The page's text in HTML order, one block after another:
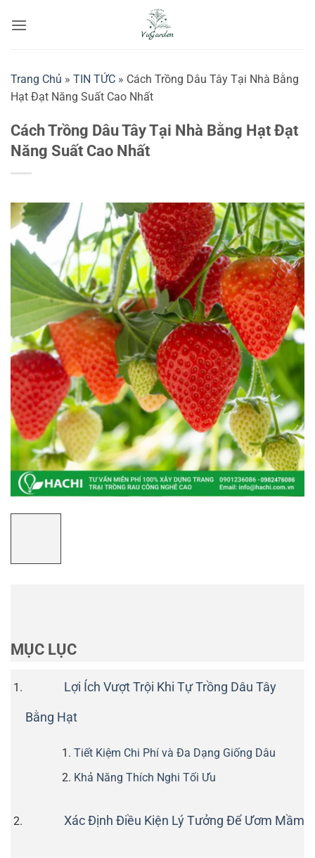
qua
Trang Chủ » TIN TỨC » Cách Trồng Dâu Tây Tại Nhà Bằng
Hạt Đạt Năng Suất Cao Nhất
Cách Trồng Dâu Tây Tại Nhà Bằng Hạt Đạt
Năng Suất Cao Nhất
MỤC LỤC
Lợi Ích Vượt Trội Khi Tự Trồng Dâu Tây
Bằng Hạt
Tiết Kiệm Chi Phí và Đa Dạng Giống Dâu
Khả Năng Thích Nghi Tối Ưu
Xác Định Điều Kiện Lý Tưởng Để Ươm Mầm